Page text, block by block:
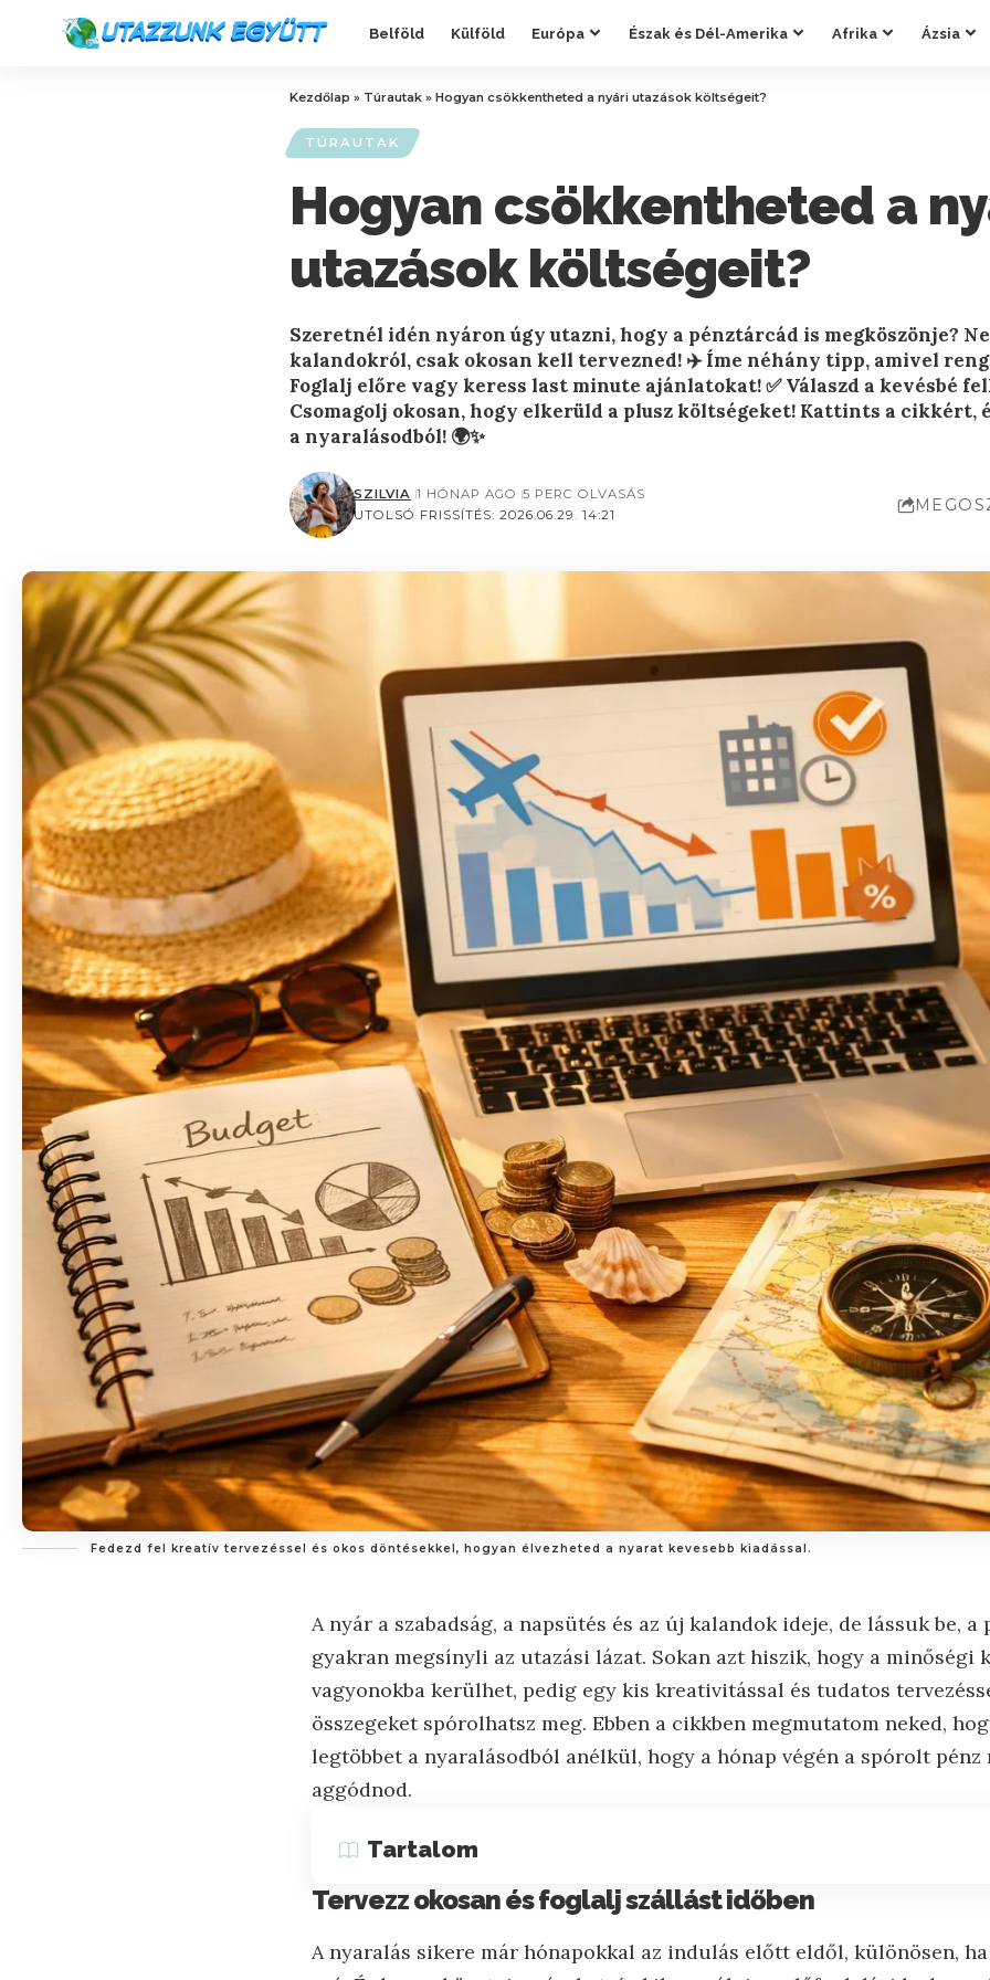
Belföld Külföld Európa Észak és Dél-Amerika Afrika Ázsia
Kezdőlap » Túrautak » Hogyan csökkentheted a nyári utazások költségeit?
TÚRAUTAK
Hogyan csökkentheted a
utazások költségeit?
Szeretnél idén nyáron úgy utazni, hogy a pénztárcád is megköszönje?
kalandokról, csak okosan kell tervezned! ✈️ Íme néhány tipp, amivel
Foglalj előre vagy keress last minute ajánlatokat! ✅ Válaszd a kevésbé
Csomagolj okosan, hogy elkerüld a plusz költségeket! Kattints a cikkért,
a nyaralásodból! 🌍✨
UTOLSÓ FRISSÍTÉS: 2026.06.29. 14:21
SZILVIA 1 HÓNAP AGO 5 PERC OLVASÁS
Fedezd fel kreatív tervezéssel és okos döntésekkel, hogyan élvezheted a nyarat kevesebb kiadással.
A nyár a szabadság, a napsütés és az új kalandok ideje, de lássuk be, a
gyakran megsínyli az utazási lázat. Sokan azt hiszik, hogy a minőségi
vagyonokba kerülhet, pedig egy kis kreativitással és tudatos
összegeket spórolhatsz meg. Ebben a cikkben megmutatom neked,
legtöbbet a nyaralásodból anélkül, hogy a hónap végén a spórolt
aggódnod.
Tartalom
Tervezz okosan és foglalj szállást időben
A nyaralás sikere már hónapokkal az indulás előtt eldől, különösen,